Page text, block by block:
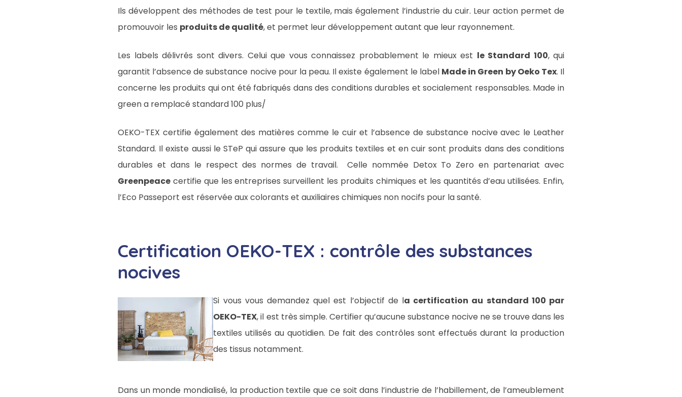
Ils développent des méthodes de test pour le textile, mais également l’industrie du cuir. Leur action permet de
promouvoir les produits de qualité, et permet leur développement autant que leur rayonnement.
Les labels délivrés sont divers. Celui que vous connaissez probablement le mieux est le Standard 100, qui
garantit l’absence de substance nocive pour la peau. Il existe également le label Made in Green by Oeko Tex. Il
concerne les produits qui ont été fabriqués dans des conditions durables et socialement responsables. Made in
green a remplacé standard 100 plus/
OEKO-TEX certifie également des matières comme le cuir et l’absence de substance nocive avec le Leather
Standard. Il existe aussi le STeP qui assure que les produits textiles et en cuir sont produits dans des conditions
durables et dans le respect des normes de travail. Celle nommée Detox To Zero en partenariat avec
Greenpeace certifie que les entreprises surveillent les produits chimiques et les quantités d’eau utilisées. Enfin,
l’Eco Passeport est réservée aux colorants et auxiliaires chimiques non nocifs pour la santé.
Certification OEKO-TEX : contrôle des substances
nocives
Si vous vous demandez quel est l’objectif de la certification au standard 100 par
OEKO-TEX, il est très simple. Certifier qu’aucune substance nocive ne se trouve dans les
textiles utilisés au quotidien. De fait des contrôles sont effectués durant la production
des tissus notamment.
Dans un monde mondialisé, la production textile que ce soit dans l’industrie de l’habillement, de l’ameublement